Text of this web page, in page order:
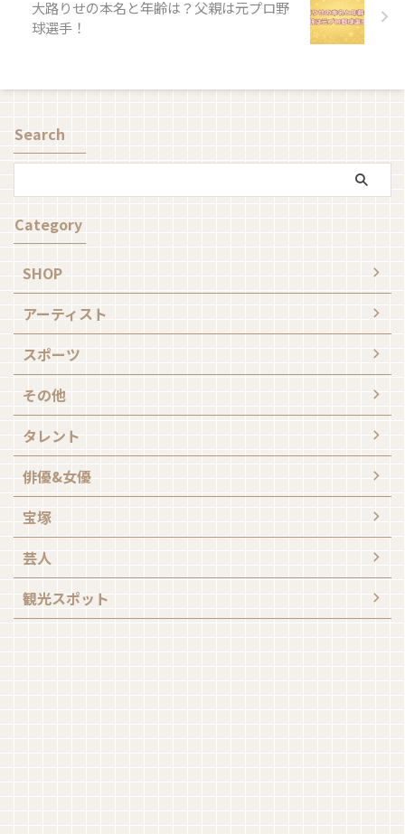
大路りせの本名と年齢は？父親は元プロ野
球選手！
Search
Category
SHOP
アーティスト
スポーツ
その他
タレント
俳優&女優
宝塚
芸人
観光スポット